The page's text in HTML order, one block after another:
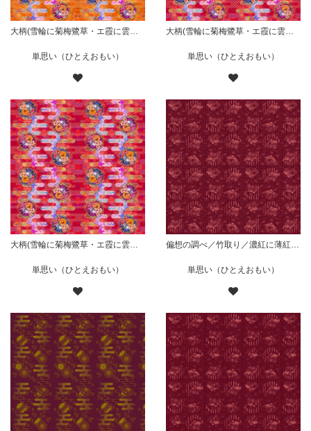
大柄(雪輪に菊梅鷺草・エ霞に雲錦)七宝小紋地柄/橙/B
単思い（ひとえおもい）
大柄(雪輪に菊梅鷺草・エ霞に雲錦)七宝小紋地柄/赤/B
単思い（ひとえおもい）
大柄(雪輪に菊梅鷺草・エ霞に雲錦)七宝小紋地柄/赤/A
単思い（ひとえおもい）
偏想の調べ／竹取り／濃紅に薄紅（柄小）
単思い（ひとえおもい）